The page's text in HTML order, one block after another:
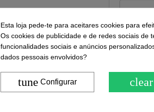
Descrição
Aparador
de Nogueira
você está
Versátil e
Esta loja pede-te para aceitares cookies para
Os cookies de publicidade e de redes sociais de
funcionalidades sociais e anúncios
dados pessoais envolvidos?
tune Configurar clear